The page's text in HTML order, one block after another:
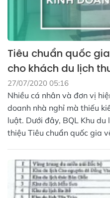
Tiêu chuẩn quốc
cho khách du lịch
27/07/2020 05:16
Nhiều cá nhân và đơn vị
doanh nhà nghỉ mà thiếu
luật. Dưới đây, BQL Khu
thiệu Tiêu chuẩn quốc gia